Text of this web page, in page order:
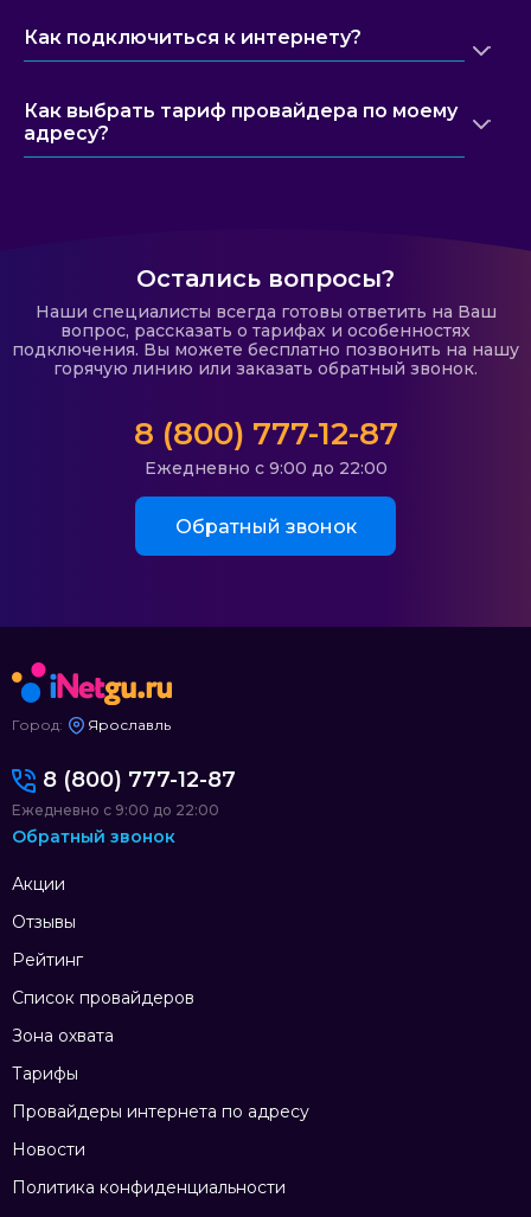
Как подключиться к интернету?
Как выбрать тариф провайдера по моему
адресу?
Остались вопросы?
Наши специалисты всегда готовы ответить на Ваш
вопрос, рассказать о тарифах и особенностях
подключения. Вы можете бесплатно позвонить на нашу
горячую линию или заказать обратный звонок.
8 (800) 777-12-87
Ежедневно с 9:00 до 22:00
Обратный звонок
Город: Ярославль
Акции
Отзывы
Рейтинг
Список провайдеров
Зона охвата
Тарифы
Провайдеры интернета по адресу
Новости
Политика конфиденциальности
8 (800) 777-12-87
Ежедневно с 9:00 до 22:00
Обратный звонок